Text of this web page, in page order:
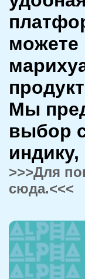
можете
Мы
выбор
>>>Для
сюда.<<<